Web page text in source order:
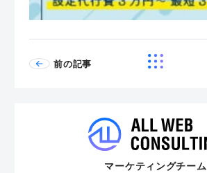
前の記事
マーケティングチーム